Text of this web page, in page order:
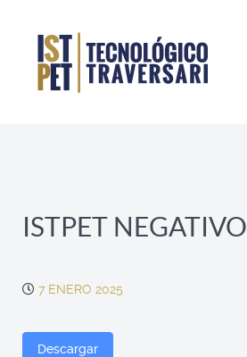
ISTPET NEGATIVO
7 ENERO 2025
Descargar